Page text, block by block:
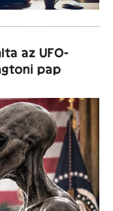
az UFO-
pap